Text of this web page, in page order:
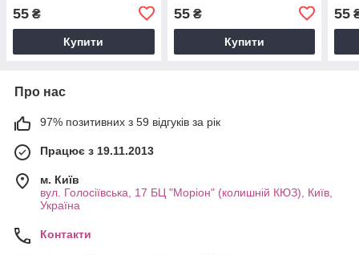
55 ₴
Купити
55₴
Купити
55
Про нас
97% позитивних з 59 відгуків за рік
Працює з 19.11.2013
м. Київ
вул. Голосіївська, 17 БЦ "Моріон" (колишній КЮЗ), Київ,
Україна
Контакти